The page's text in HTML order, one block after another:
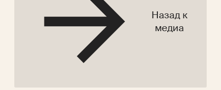
Назад к
медиа